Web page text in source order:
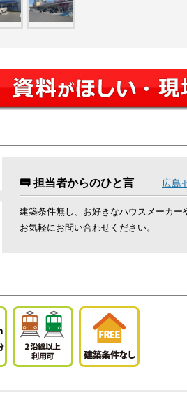
担当者からのひと言 広島
建築条件無し、お好きなハウスメーカー
お気軽にお問い合わせください。